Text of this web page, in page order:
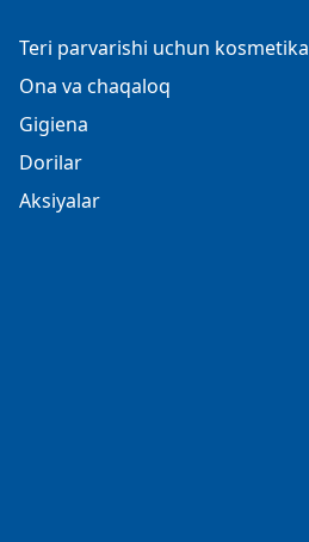
Teri parvarishi uchun kosmetika
Ona va chaqaloq
Gigiena
Dorilar
Aksiyalar